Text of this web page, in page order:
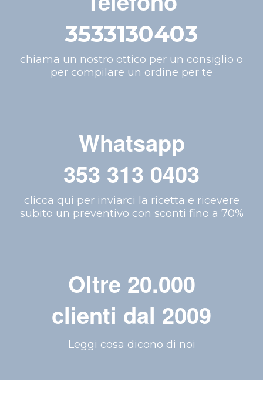
3533130403
chiama un nostro ottico per un consiglio o
per compilare un ordine per te
Whatsapp
353 313 0403
clicca qui per inviarci la ricetta e ricevere
subito un preventivo con sconti fino a 70%
Oltre 20.000
clienti dal 2009
Leggi cosa dicono di noi